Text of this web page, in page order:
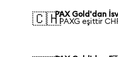
🇨🇭PAX Gold'dan
1 PAXG eşittir